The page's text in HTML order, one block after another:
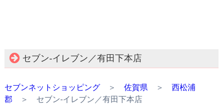
セブン‐イレブン／有田下本店
セブンネットショッピング＞ 佐賀県 ＞ 西松浦
郡 ＞ セブン‐イレブン／有田下本店